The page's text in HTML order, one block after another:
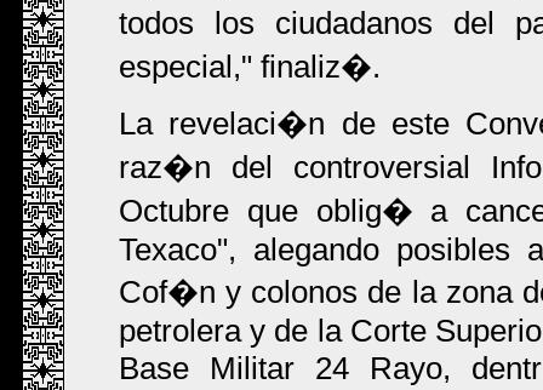
todos los ciudadanos del
especial," finaliz�.
La revelaci�n de este
raz�n del controversial
Octubre que oblig� a
Texaco", alegando posibles
Cof�n y colonos de la zona
petrolera y de la Corte
Base Militar 24 Rayo,